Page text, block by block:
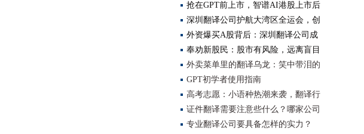
（2025更新）
抢在GPT前上市，智谱AI港股上市后
算是AGI全球
深圳翻译公司护航大湾区全运会，创
译精准
外资爆买A股背后：深圳翻译公司成
资本沟通
奉劝新股民：股市有风险，远离盲目
投资
外卖菜单里的翻译乌龙：笑中带泪的
美食之
GPT初学者使用指南
高考志愿：小语种热潮来袭，翻译行
业将迎
证件翻译需要注意些什么？哪家公司
翻译做
专业翻译公司要具备怎样的实力？